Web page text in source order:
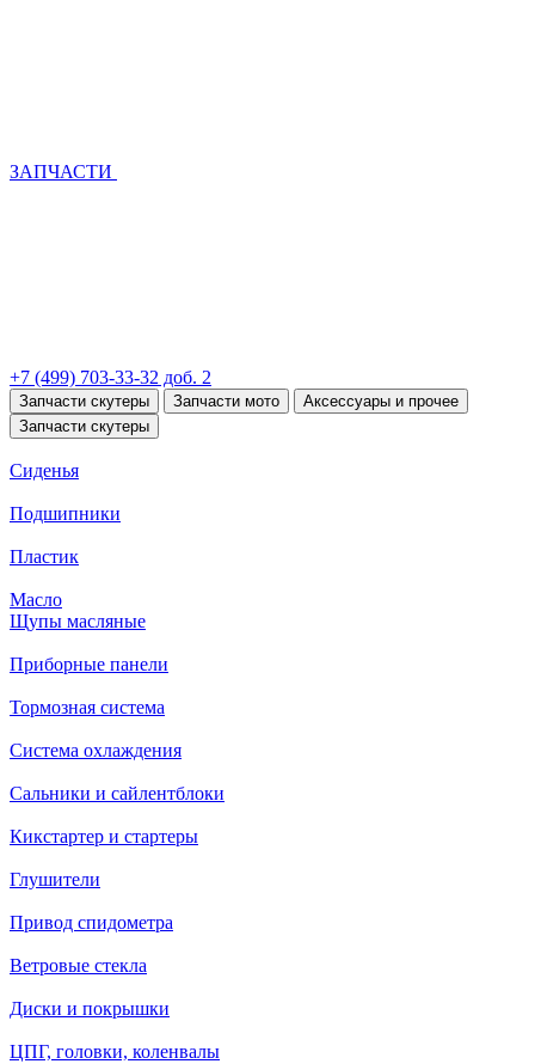
ЗАПЧАСТИ
+7 (499) 703-33-32 доб. 2
Запчасти скутеры Запчасти мото
Аксессуары и прочее
Запчасти скутеры
Сиденья
Подшипники
Пластик
Масло
Щупы масляные
Приборные панели
Тормозная система
Система охлаждения
Сальники и сайлентблоки
Кикстартер и стартеры
Глушители
Привод спидометра
Ветровые стекла
Диски и покрышки
ЦПГ, головки, коленвалы